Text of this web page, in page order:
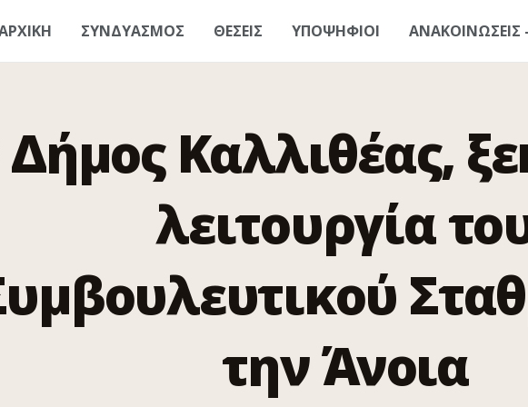
ΣΥΝΔΥΑΣΜΟΣ ΘΕΣΕΙΣ ΥΠΟΨΗΦΙΟΙ ΑΝΑΚΟΙΝΩΣΕΙΣ
Καλλιθέας,
λειτουργία
την Άνοια